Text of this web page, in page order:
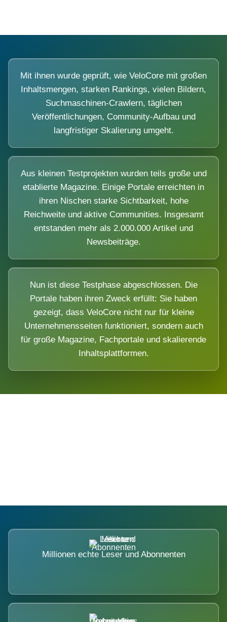
Mit ihnen wurde geprüft, wie VeloCore mit großen
Inhaltsmengen, starken Rankings, vielen Bildern,
Suchmaschinen-Crawlern, täglichen
Veröffentlichungen, Community-Aufbau und
langfristiger Skalierung umgeht.
Aus kleinen Testprojekten wurden teils große und
etablierte Magazine. Einige Portale erreichten in
ihren Nischen starke Sichtbarkeit, hohe
Reichweite und aktive Communities. Insgesamt
entstanden mehr als 2.000.000 Artikel und
Newsbeiträge.
Nun ist diese Testphase abgeschlossen. Die
Portale haben ihren Zweck erfüllt: Sie haben
gezeigt, dass VeloCore nicht nur für kleine
Unternehmensseiten funktioniert, sondern auch
für große Magazine, Fachportale und skalierende
Inhaltsplattformen.
Millionen echte Leser und Abonnenten